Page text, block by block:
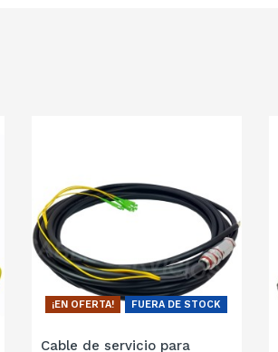
¡EN OFERTA! FUERA DE STOCK
Cable de servicio para